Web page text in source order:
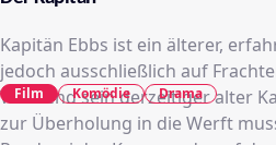
Kapitän Ebbs ist ein älterer,
jedoch ausschließlich auf
Während sein derzeitiger alter
zur Überholung in die Werft
Film Komödie Drama